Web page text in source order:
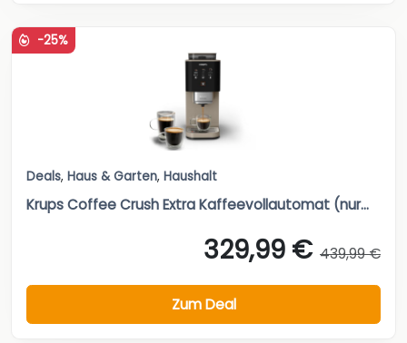
-25%
Deals, Haus & Garten, Haushalt
Krups Coffee Crush Extra Kaffeevollautomat (nur...
329,99 € 439,99 €
Zum Deal